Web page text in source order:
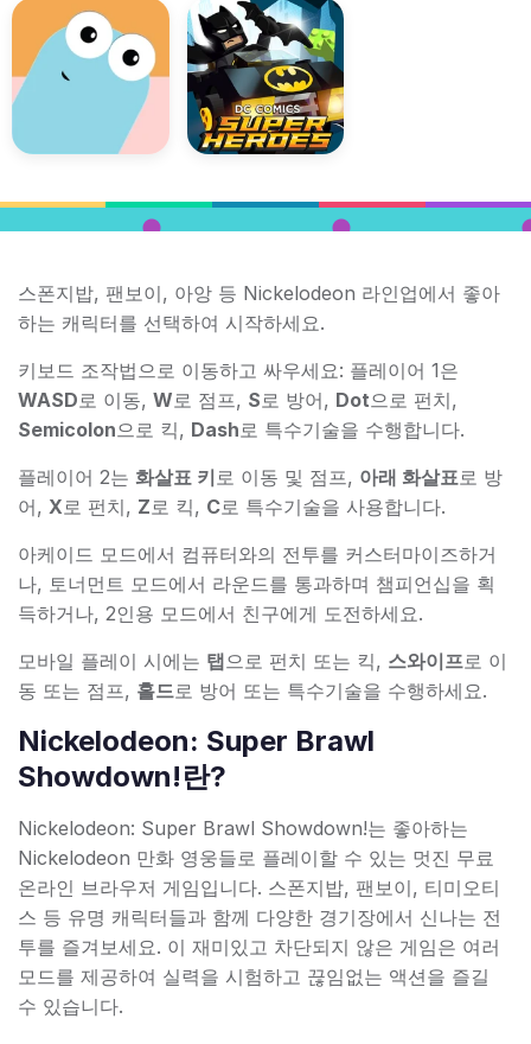
스폰지밥, 팬보이, 아앙 등 Nickelodeon 라인업에서 좋아
하는 캐릭터를 선택하여 시작하세요.
키보드 조작법으로 이동하고 싸우세요: 플레이어 1은
WASD로 이동, W로 점프, S로 방어, Dot으로 펀치,
Semicolon으로 킥, Dash로 특수기술을 수행합니다.
플레이어 2는 화살표 키로 이동 및 점프, 아래 화살표로 방
어, X로 펀치, Z로 킥, C로 특수기술을 사용합니다.
아케이드 모드에서 컴퓨터와의 전투를 커스터마이즈하거
나, 토너먼트 모드에서 라운드를 통과하며 챔피언십을 획
득하거나, 2인용 모드에서 친구에게 도전하세요.
모바일 플레이 시에는 탭으로 펀치 또는 킥, 스와이프로 이
동 또는 점프, 홀드로 방어 또는 특수기술을 수행하세요.
Nickelodeon: Super Brawl
Showdown!란?
Nickelodeon: Super Brawl Showdown!는 좋아하는
Nickelodeon 만화 영웅들로 플레이할 수 있는 멋진 무료
온라인 브라우저 게임입니다. 스폰지밥, 팬보이, 티미오티
스 등 유명 캐릭터들과 함께 다양한 경기장에서 신나는 전
투를 즐겨보세요. 이 재미있고 차단되지 않은 게임은 여러
모드를 제공하여 실력을 시험하고 끊임없는 액션을 즐길
수 있습니다.